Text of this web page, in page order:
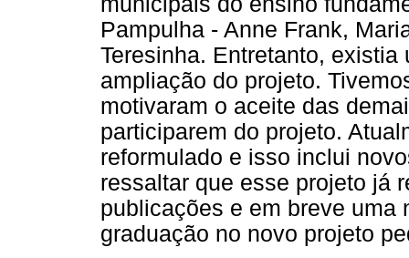
Pampulha - Anne Frank,
Teresinha. Entretanto,
ampliação do projeto.
motivaram o aceite das
participarem do projeto.
reformulado e isso inclui
ressaltar que esse projeto já
publicações e em breve uma
graduação no novo projeto